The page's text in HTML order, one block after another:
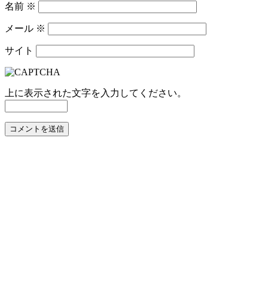
名前 ※
メール ※
サイト
上に表示された文字を入力してください。